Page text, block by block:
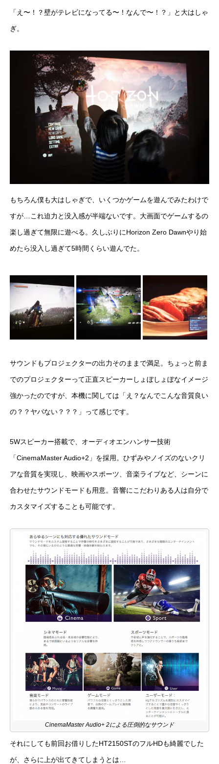
「え〜！？壁がテレビになってる〜！なんで〜！？」と大はしゃ
ぎ。
もちろん僕も大はしゃぎで、いくつかゲームを遊んでみたわけで
すが…これ迫力と没入感が半端ないです。大画面でゲームするの
楽し過ぎて無限に遊べる。久しぶりにHorizon Zero Dawnやり始
めたら没入し過ぎて5時間くらい遊んでた。
サウンドもプロジェクターの出力そのままで満足。ちょっと前ま
でのプロジェクターって正直スピーカーしょぼしょぼなイメージ
強かったのですが、本機に関しては「え？なんでこんな音質良い
の？？ヤバない？？？」って感じです。
5Wスピーカー搭載で、オーディオエンハンサー技術
「CinemaMaster Audio+2」を採用。ひずみやノイズのないクリ
アな音質を実現し、映画やスポーツ、音楽ライブなど、シーンに
合わせたサウンドモードも用意。音響にこだわりある人は自分で
カスタマイズすることも可能です。
CinemaMaster Audio+ 2による圧倒的なサウンド
それにしても前回お借りしたHT2150STのフルHDも綺麗でした
が、さらに上が出てきてしまうとは…